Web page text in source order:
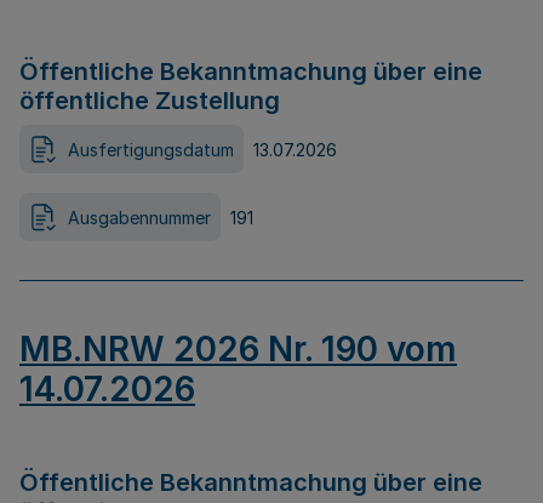
Öffentliche Bekanntmachung über eine
öffentliche Zustellung
Ausfertigungsdatum 13.07.2026
Ausgabennummer 191
MB.NRW 2026 Nr. 190 vom
14.07.2026
Öffentliche Bekanntmachung über eine